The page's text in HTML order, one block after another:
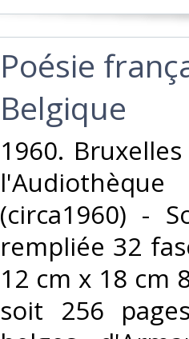
‎Poésie
Belgique‎
‎1960.
(circa1960) -
rempliée 32
12 cm x 18 cm
soit 256